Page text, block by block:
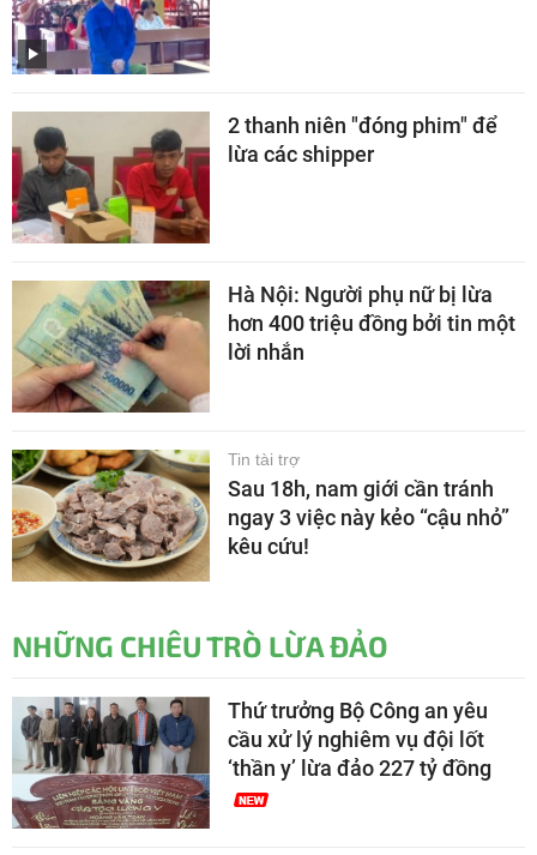
2 thanh niên "đóng phim" để
lừa các shipper
Hà Nội: Người phụ nữ bị lừa
hơn 400 triệu đồng bởi tin một
lời nhắn
Tin tài trợ
Sau 18h, nam giới cần tránh
ngay 3 việc này kẻo “cậu nhỏ”
kêu cứu!
NHỮNG CHIÊU TRÒ LỪA ĐẢO
Thứ trưởng Bộ Công an yêu
cầu xử lý nghiêm vụ đội lốt
‘thần y’ lừa đảo 227 tỷ đồng